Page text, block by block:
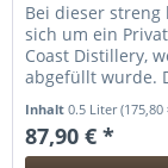
Bei dieser
sich um ein
Coast Distillery,
abgefüllt wurde.
Inhalt0.5 Liter
87,90 € *